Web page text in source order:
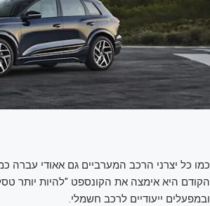
כמו כל יצרני הרכב המערביים גם אאודי
הקודם היא אימצה את הקונספט "להיות יותר
ובמפעלים ייעודיים לרכב חשמלי.